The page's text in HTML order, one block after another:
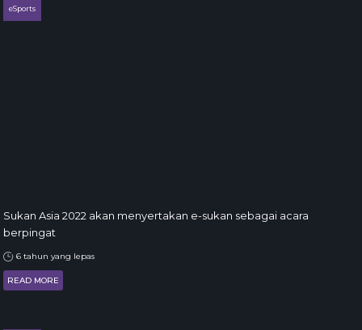
eSports
Sukan Asia 2022 akan menyertakan e-sukan sebagai acara
berpingat
6 tahun yang lepas
READ MORE